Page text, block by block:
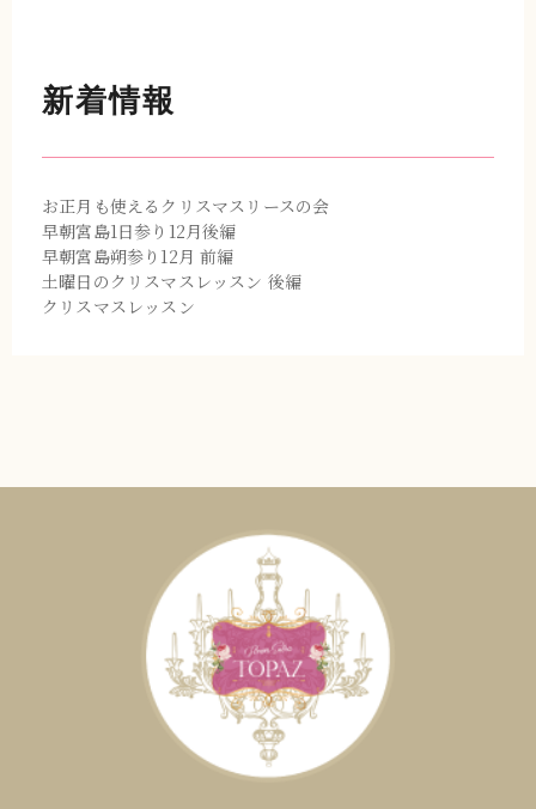
新着情報
お正月も使えるクリスマスリースの会
早朝宮島1日参り12月後編
早朝宮島朔参り12月 前編
土曜日のクリスマスレッスン 後編
クリスマスレッスン